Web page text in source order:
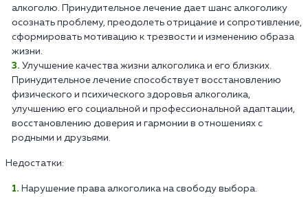
алкоголю. Принудительное лечение дает шанс алкоголику
осознать проблему, преодолеть отрицание и сопротивление,
сформировать мотивацию к трезвости и изменению образа
жизни.
Улучшение качества жизни алкоголика и его близких.
Принудительное лечение способствует восстановлению
физического и психического здоровья алкоголика,
улучшению его социальной и профессиональной адаптации,
восстановлению доверия и гармонии в отношениях с
родными и друзьями.
Недостатки:
Нарушение права алкоголика на свободу выбора.